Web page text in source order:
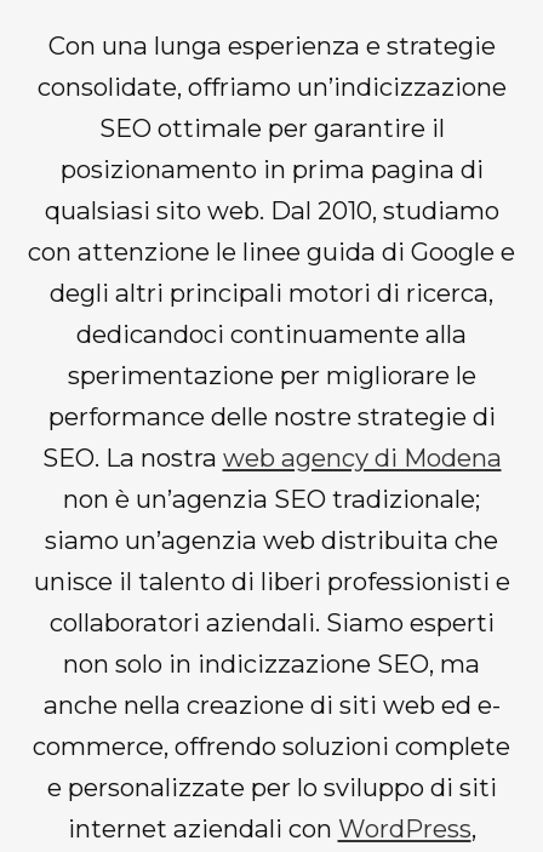
Con una lunga esperienza e strategie
consolidate, offriamo un’indicizzazione
SEO ottimale per garantire il
posizionamento in prima pagina di
qualsiasi sito web. Dal 2010, studiamo
con attenzione le linee guida di Google e
degli altri principali motori di ricerca,
dedicandoci continuamente alla
sperimentazione per migliorare le
performance delle nostre strategie di
SEO. La nostra web agency di Modena
non è un’agenzia SEO tradizionale;
siamo un’agenzia web distribuita che
unisce il talento di liberi professionisti e
collaboratori aziendali. Siamo esperti
non solo in indicizzazione SEO, ma
anche nella creazione di siti web ed e-
commerce, offrendo soluzioni complete
e personalizzate per lo sviluppo di siti
internet aziendali con WordPress,